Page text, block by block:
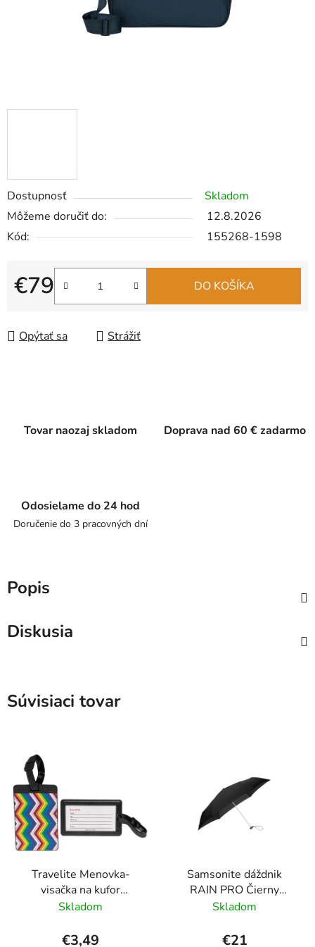
Dostupnosť
Skladom
Môžeme doručiť do:
12.8.2026
Kód:
155268-1598
€79
Jednotková cena:
DO KOŠÍKA
Opýtať sa Strážiť
Tovar naozaj skladom Doprava nad 60 € zadarmo
Odosielame do 24 hod
Doručenie do 3 pracovných dní
Popis
Diskusia
Súvisiaci tovar
Travelite Menovka-
visačka na kufor
Multicolor Waves
Skladom
€3,49
Samsonite dáždnik
RAIN PRO Čierny
skladací manuálny
Skladom
€21